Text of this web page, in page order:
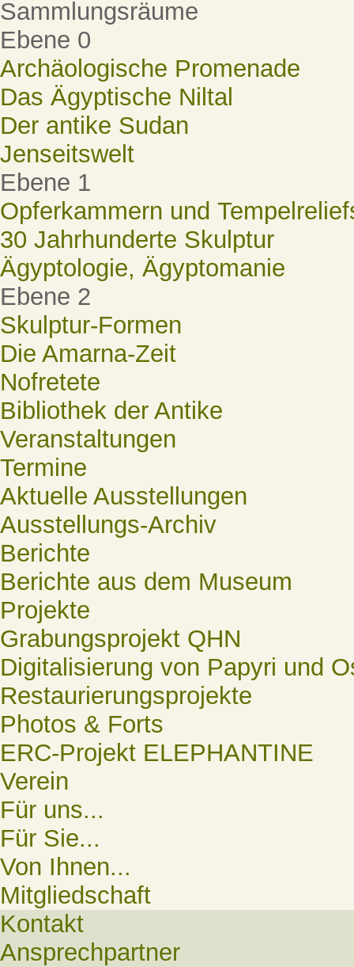
Sammlungsräume
Ebene 0
Archäologische Promenade
Das Ägyptische Niltal
Der antike Sudan
Jenseitswelt
Ebene 1
Opferkammern und
30 Jahrhunderte Skulptur
Ägyptologie, Ägyptomanie
Ebene 2
Skulptur-Formen
Die Amarna-Zeit
Nofretete
Bibliothek der Antike
Veranstaltungen
Termine
Aktuelle Ausstellungen
Ausstellungs-Archiv
Berichte
Berichte aus dem Museum
Projekte
Grabungsprojekt QHN
Digitalisierung von Papyri und
Restaurierungsprojekte
Photos & Forts
ERC-Projekt ELEPHANTINE
Verein
Für uns...
Für Sie...
Von Ihnen...
Mitgliedschaft
Kontakt
Ansprechpartner